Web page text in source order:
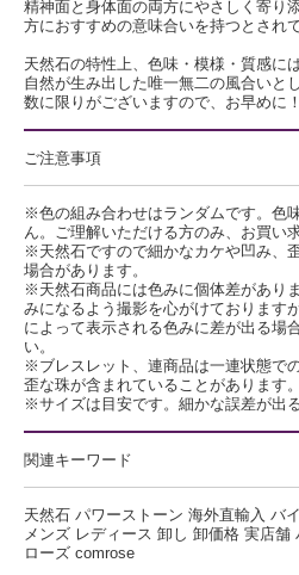
精神面と身体面の両方にやさしく寄り
方におすすめの意味合いを持つとされ
天然石の特性上、色味・模様・質感に
自然が生み出した唯一無二の風合いと
数に限りがございますので、お早めに！
ご注意事項
※色の組み合わせはランダムです。色
ん。ご理解いただける方のみ、お買い
※天然石ですので細かなカケや凹み、
場合があります。
※天然石商品には色みに個体差があり
みになるよう撮影を心がけております
によって表示される色みに差が出る場
い。
※ブレスレット、連商品は一連状態で
歪な珠が含まれていることがあります。
※サイズは目安です。細かな誤差が出
関連キーワード
天然石 パワーストーン 海外直輸入 バ
メンズ レディース 卸し 卸価格 実店
ローズ comrose